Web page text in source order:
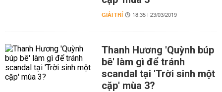
GIẢI TRÍ 18:35 | 23/03/2019
Thanh Hương 'Quỳnh búp
bê' làm gì để tránh
scandal tại 'Trời sinh một
cặp' mùa 3?